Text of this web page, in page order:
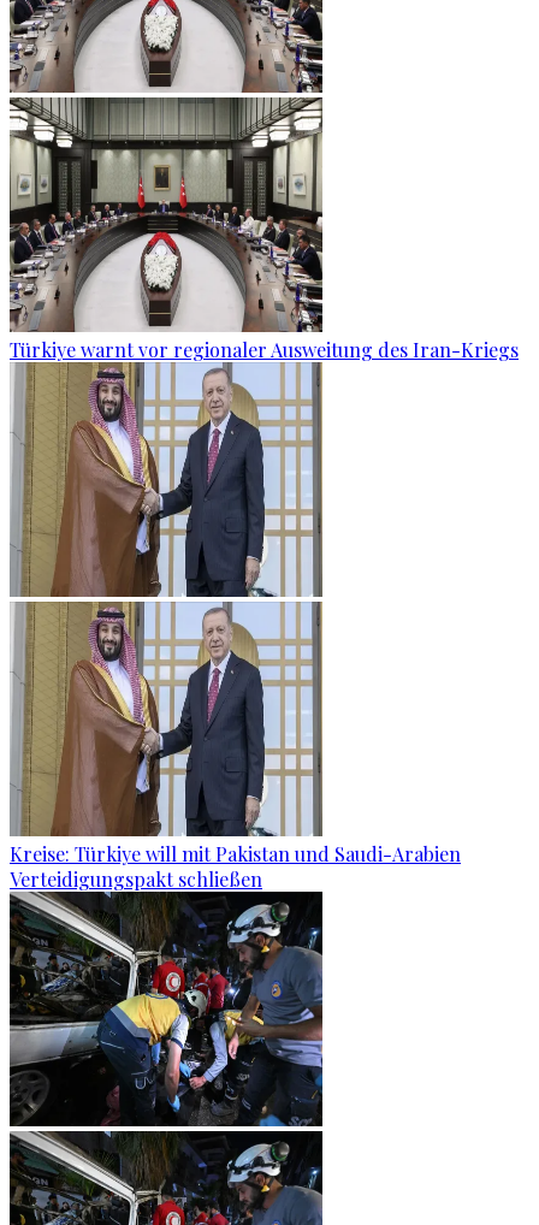
Türkiye warnt vor regionaler Ausweitung des Iran-Kriegs
Kreise: Türkiye will mit Pakistan und Saudi-Arabien
Verteidigungspakt schließen